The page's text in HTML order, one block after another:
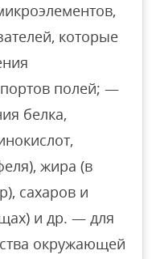
которые
полей; —
белка,
жира (в
сахаров и
и др. — для
окружающей